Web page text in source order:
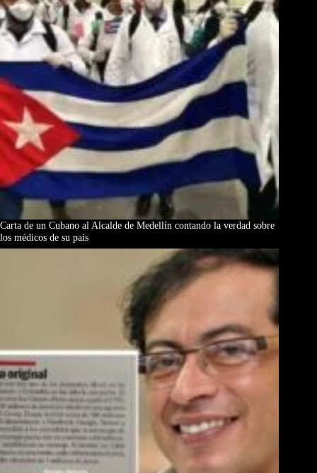
Carta de un Cubano al Alcalde de Medellín contando la verdad sobre
los médicos de su país